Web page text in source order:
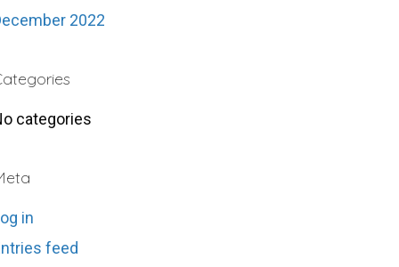
2022
categories
in
feed